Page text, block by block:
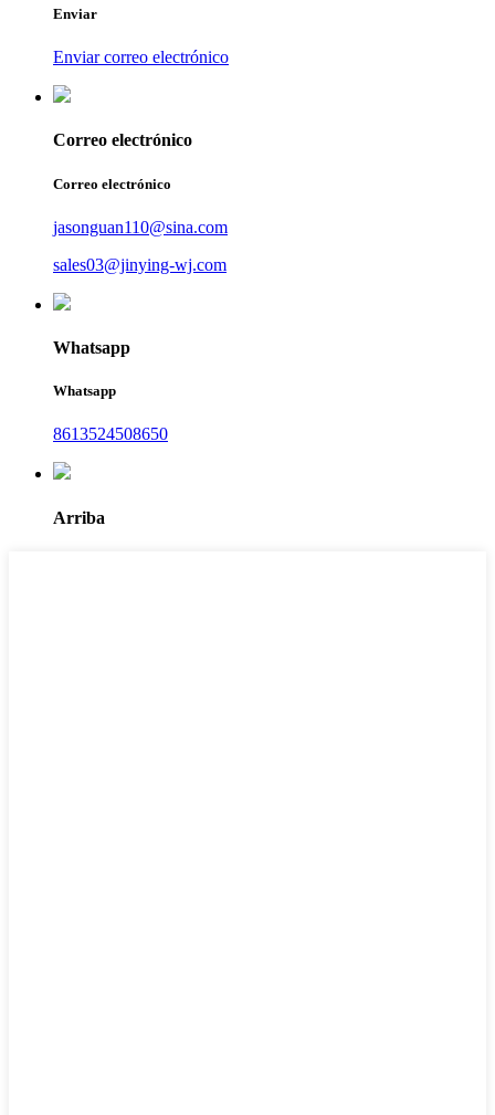
Enviar
Enviar correo electrónico
Correo electrónico
Correo electrónico
jasonguan110@sina.com
sales03@jinying-wj.com
Whatsapp
Whatsapp
8613524508650
Arriba